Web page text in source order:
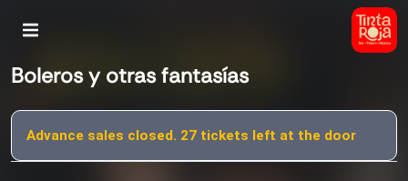
Boleros y otras fantasías
Advance sales closed. 27 tickets left at the door